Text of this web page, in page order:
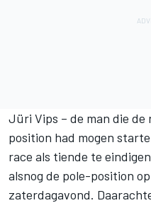
Jüri Vips – de man die de
position had mogen
race als tiende te
alsnog de pole-position
zaterdagavond.